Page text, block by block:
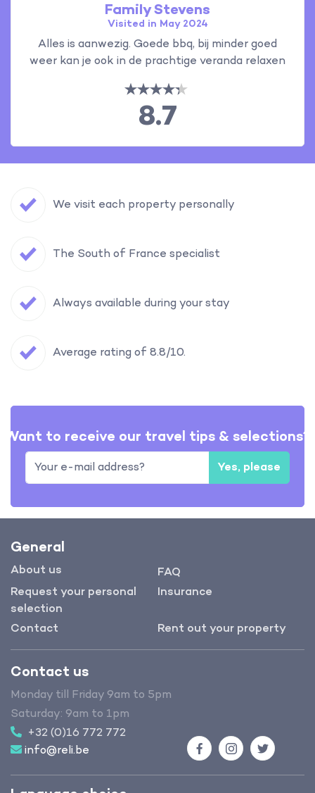
Family Stevens
Visited in May 2024
Alles is aanwezig. Goede bbq, bij minder goed
weer kan je ook in de prachtige veranda relaxen
8.7
We visit each property personally
The South of France specialist
Always available during your stay
Average rating of 8.8/10.
Want to receive our travel tips & selections?
Yes, please
General
About us
FAQ
Request your personal
selection
Insurance
Contact Rent out your property
Contact us
Monday till Friday 9am to 5pm
Saturday: 9am to 1pm
+32 (0)16 772 772
info@reli.be
FacebookInstagramTwitter